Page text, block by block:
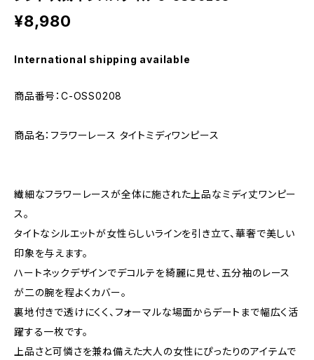
¥8,980
International shipping available
商品番号：C-OSS0208
商品名：フラワーレース タイトミディワンピース
繊細なフラワーレースが全体に施された上品なミディ丈ワンピー
ス。
タイトなシルエットが女性らしいラインを引き立て、華奢で美しい
印象を与えます。
ハートネックデザインでデコルテを綺麗に見せ、五分袖のレース
が二の腕を程よくカバー。
裏地付きで透けにくく、フォーマルな場面からデートまで幅広く活
躍する一枚です。
上品さと可憐さを兼ね備えた大人の女性にぴったりのアイテムで